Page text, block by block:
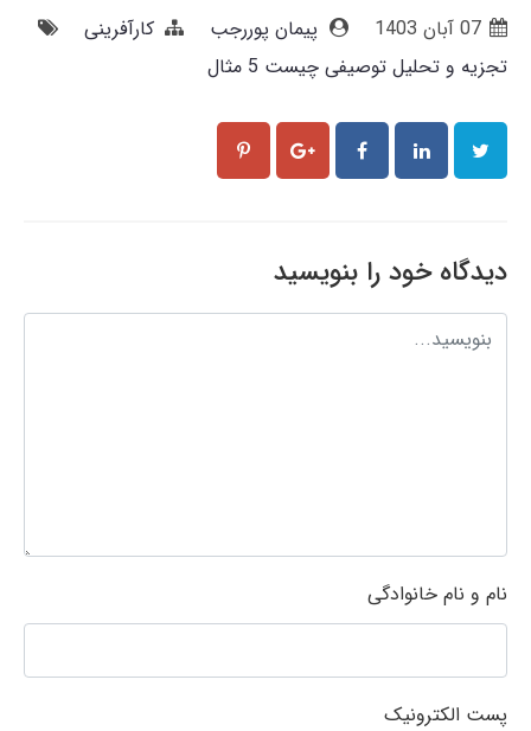
07 آبان 1403 پیمان پوررجب
کارآفرینی
تجزیه و تحلیل توصیفی چیست 5 مثال
دیدگاه خود را بنویسید
نام و نام خانوادگی
پست الکترونیک